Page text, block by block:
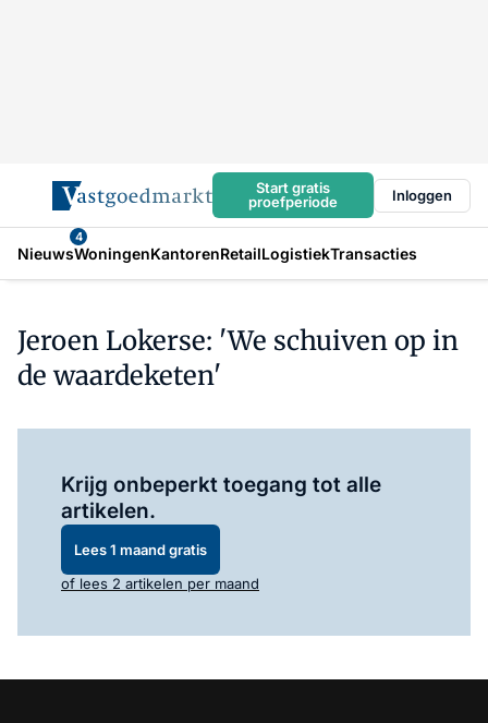
Start gratis
proefperiode
Inloggen
Nieuws
4
WoningenKantorenRetailLogistiekTransacties
Jeroen Lokerse: 'We schuiven op in
de waardeketen'
Krijg onbeperkt toegang tot alle
artikelen.
Lees 1 maand gratis
of lees 2 artikelen per maand